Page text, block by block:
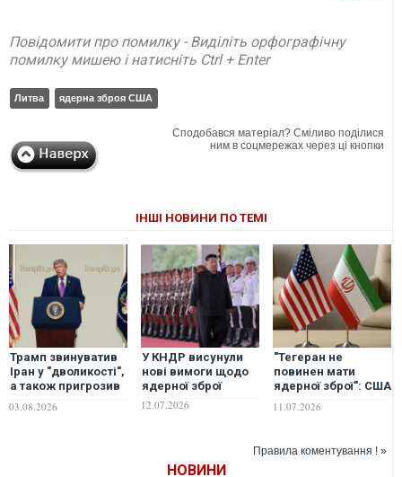
Повідомити про помилку - Виділіть орфографічну
помилку мишею і натисніть Ctrl + Enter
Литва ядерна зброя США
Сподобався матеріал? Сміливо поділися
ним в соцмережах через ці кнопки
ІНШІ НОВИНИ ПО ТЕМІ
Трамп звинуватив
Іран у "дволикості",
а також пригрозив
"повною
капітуляцією" і
03.08.2026
У КНДР висунули
нові вимоги щодо
ядерної зброї
12.07.2026
"Тегеран не
повинен мати
ядерної зброї": США
та Іран ведуть
кулуарні
напруженість між
11.07.2026
Правила коментування ! »
НОВИНИ